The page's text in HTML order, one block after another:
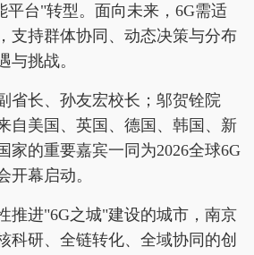
平台"转型。面向未来，6G需适
支持群体协同、动态决策与分布
与挑战。
省长、孙友宏校长；邬贺铨院
自美国、英国、德国、韩国、新
家的重要嘉宾一同为2026全球6G
开幕启动。
推进"6G之城"建设的城市，南京
科研、全链转化、全域协同的创